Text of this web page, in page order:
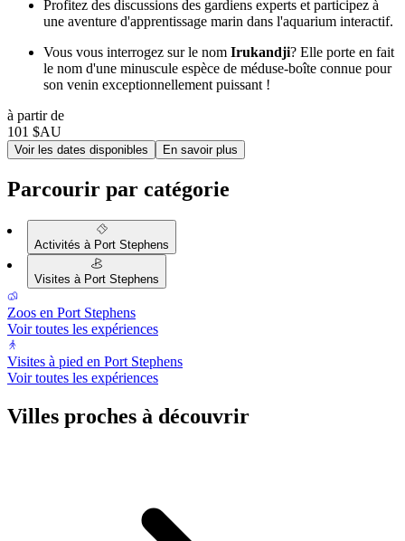
Profitez des discussions des gardiens experts et participez à
une aventure d'apprentissage marin dans l'aquarium interactif.
Vous vous interrogez sur le nom Irukandji? Elle porte en fait
le nom d'une minuscule espèce de méduse-boîte connue pour
son venin exceptionnellement puissant !
à partir de
101 $AU
Voir les dates disponibles En savoir plus
Parcourir par catégorie
Activités à Port Stephens
Visites à Port Stephens
Zoos en Port Stephens
Voir toutes les expériences
Visites à pied en Port Stephens
Voir toutes les expériences
Villes proches à découvrir